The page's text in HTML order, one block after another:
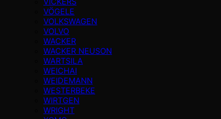
VÖGELE
VOLKSWAGEN
VOLVO
WACKER
WACKER NEUSON
WARTSILA
WEICHAI
WEIDEMANN
WESTERBEKE
WIRTGEN
WRIGHT